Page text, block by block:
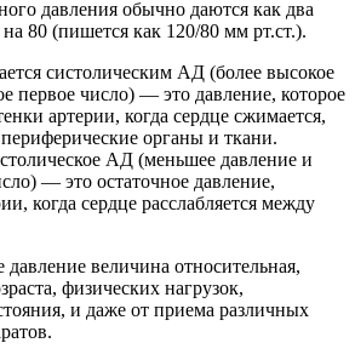
давления обычно даются как два
80 (пишется как 120/80 мм рт.ст.).
систолическим АД (более высокое
первое число) — это давление, которое
артерии, когда сердце сжимается,
органы и ткани.
АД (меньшее давление и
— это остаточное давление,
когда сердце расслабляется между
величина относительная,
физических нагрузок,
и даже от приема различных